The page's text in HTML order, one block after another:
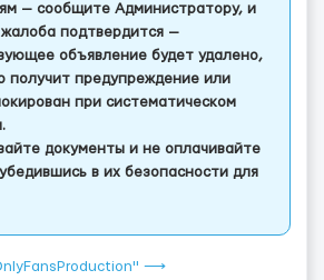
— сообщите Администратору, и
подтвердится —
объявление будет удалено,
получит предупреждение или
при систематическом
документы и не оплачивайте
в их безопасности для
⟶